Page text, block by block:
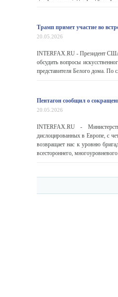
Трамп примет участие во
20.05.2026
INTERFAX.RU - Президент США
обсудить вопросы
представителя Белого дома. По
Пентагон сообщил о
20.05.2026
INTERFAX.RU -
дислоцированных в Европе, с
возвращает нас к уровню
всестороннего,